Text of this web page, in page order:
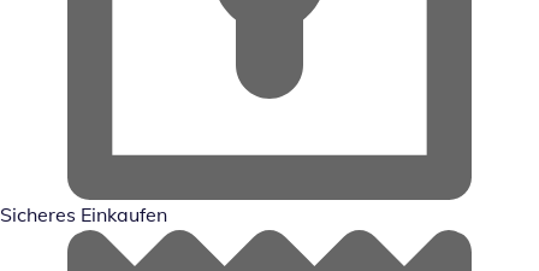
Sicheres Einkaufen